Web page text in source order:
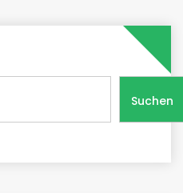
Suchen